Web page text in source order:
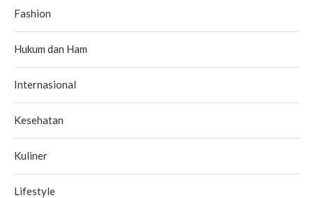
Fashion
Hukum dan Ham
Internasional
Kesehatan
Kuliner
Lifestyle